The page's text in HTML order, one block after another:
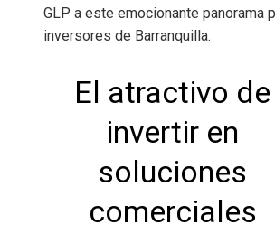
GLP a este emocionante panorama
inversores de Barranquilla.
El atractivo de
invertir en
soluciones
comerciales